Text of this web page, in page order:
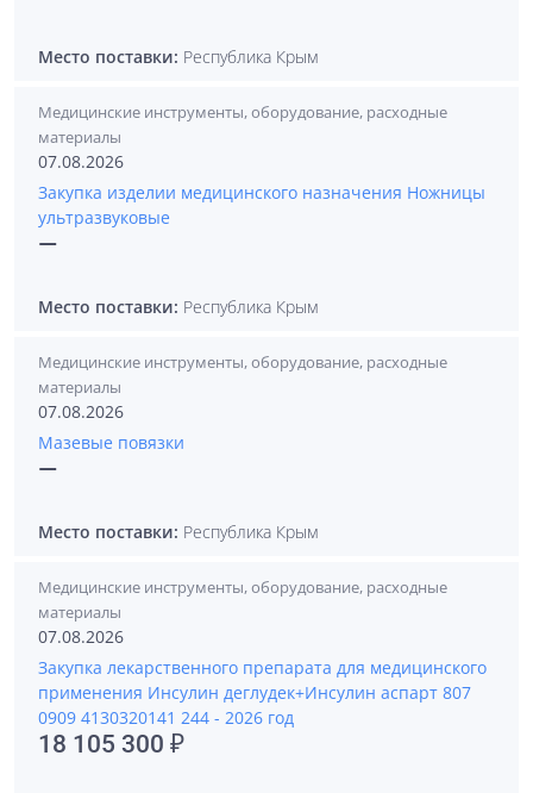
Место поставки: Республика Крым
Медицинские инструменты, оборудование, расходные
материалы
07.08.2026
Закупка изделии медицинского назначения Ножницы
ультразвуковые
—
Место поставки: Республика Крым
Медицинские инструменты, оборудование, расходные
материалы
07.08.2026
Мазевые повязки
—
Место поставки: Республика Крым
Медицинские инструменты, оборудование, расходные
материалы
07.08.2026
Закупка лекарственного препарата для медицинского
применения Инсулин деглудек+Инсулин аспарт 807
0909 4130320141 244 - 2026 год
18 105 300 ₽